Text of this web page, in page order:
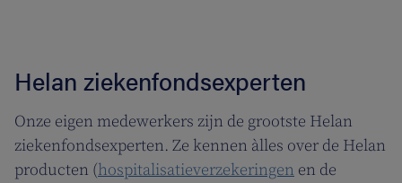
Helan ziekenfondsexperten
Onze eigen medewerkers zijn de grootste Helan
ziekenfondsexperten. Ze kennen àlles over de Helan
producten (hospitalisatieverzekeringen en de